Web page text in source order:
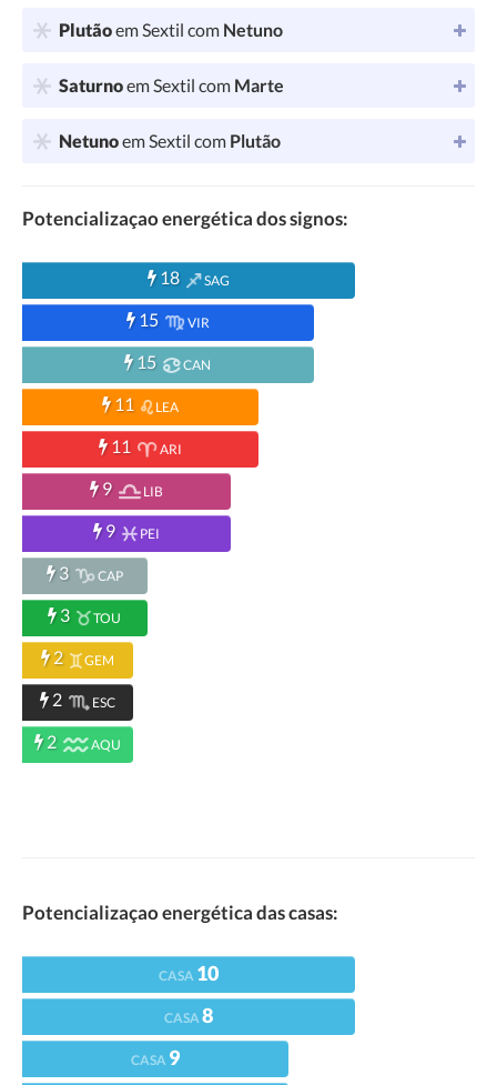
Plutãoem Sextil com Netuno
Saturnoem Sextil com Marte
Netunoem Sextil com Plutão
Potencializaçao energética dos signos:
18 SAG
15 VIR
15 CAN
11 LEA
11 ARI
9 LIB
9 PEI
3 CAP
3 TOU
2 GEM
2 ESC
2 AQU
Potencializaçao energética das casas:
CASA 10
CASA8
CASA 9